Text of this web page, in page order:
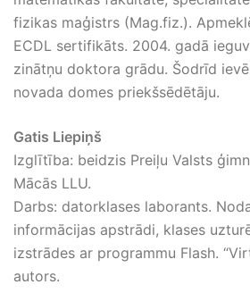
fizikas maģistrs (Mag.fiz.).
ECDL sertifikāts. 2004. gadā
zinātņu doktora grādu. Šodrīd
novada domes priekšsēdētāju.
Gatis Liepiņš
Izglītība: beidzis Preiļu Valsts
Mācās LLU.
Darbs: datorklases laborants.
informācijas apstrādi, klases
izstrādes ar programmu Flash.
autors.